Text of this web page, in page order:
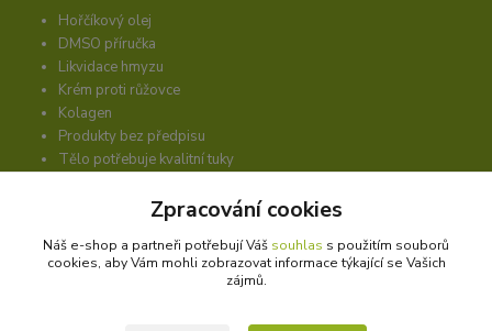
Hořčíkový olej
DMSO příručka
Likvidace hmyzu
Krém proti růžovce
Kolagen
Produkty bez předpisu
Tělo potřebuje kvalitní tuky
Masážní přípravkyZpracování cookies
Náš e-shop a partneři potřebují Váš souhlas s použitím souborů
cookies, aby Vám mohli zobrazovat informace týkající se Vašich
zájmů.